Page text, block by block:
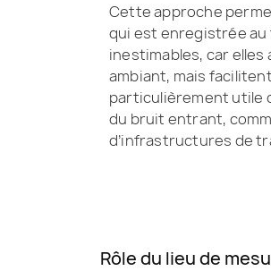
Cette approche
qui est enregistrée au
inestimables, car
ambiant, mais
particulièrement utile
du bruit entrant,
d’infrastructures de
Rôle du lieu de